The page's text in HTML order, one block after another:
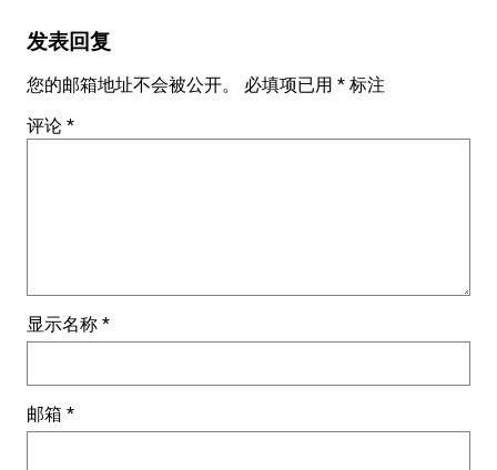
发表回复
您的邮箱地址不会被公开。 必填项已用 * 标注
评论 *
显示名称 *
邮箱 *